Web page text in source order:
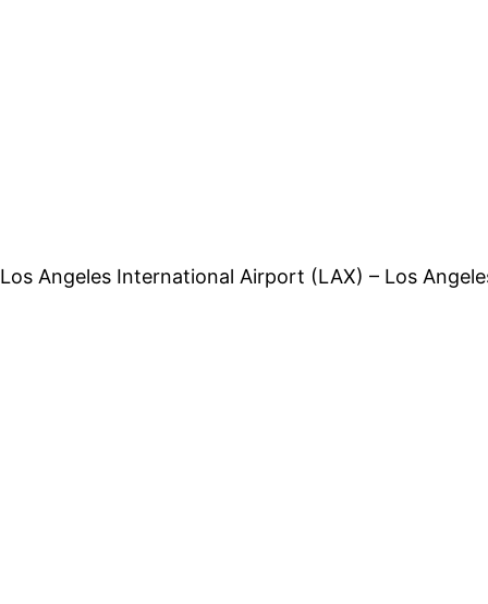
Los Angeles International Airport (LAX) – Los